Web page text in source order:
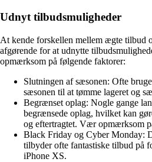
Udnyt tilbudsmuligheder
At kende forskellen mellem ægte tilbud
afgørende for at udnytte
opmærksom på følgende faktorer:
Slutningen af sæsonen: Ofte
sæsonen til at tømme lageret og
Begrænset oplag: Nogle gange
begrænsede oplag, hvilket kan
og eftertragtet. Vær opmærksom
Black Friday og Cyber Monday:
tilbyder ofte fantastiske tilbud på
iPhone XS.